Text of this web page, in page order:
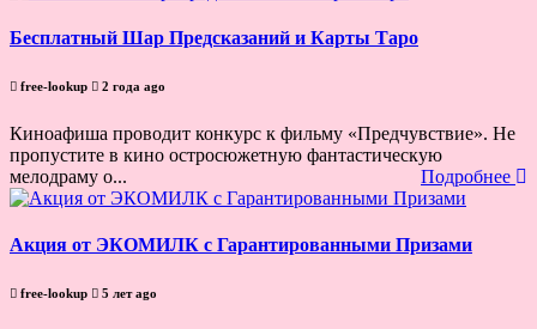
Бесплатный Шар Предсказаний и Карты Таро
free-lookup 2 года ago
Киноафиша проводит конкурс к фильму «Предчувствие». Не
пропустите в кино остросюжетную фантастическую
мелодраму о...
Подробнее
Акция от ЭКОМИЛК с Гарантированными Призами
free-lookup 5 лет ago